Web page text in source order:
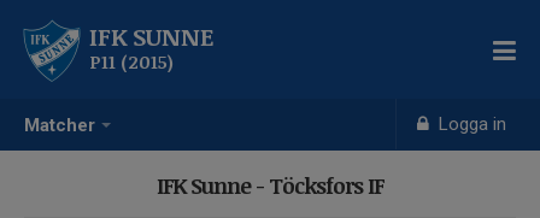
Matcher Logga in
IFK SUNNE
P11 (2015)
IFK Sunne - Töcksfors IF